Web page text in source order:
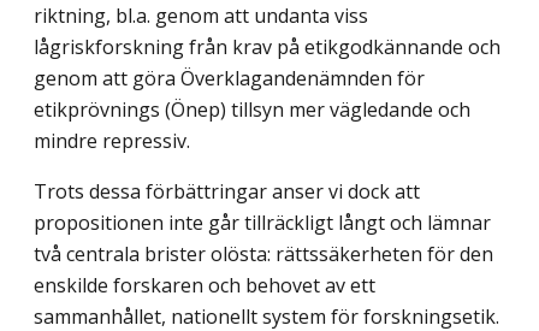
riktning, bl.a. genom att undanta viss
lågriskforskning från krav på etikgodkännande och
genom att göra Överklagandenämnden för
etikprövnings (Önep) tillsyn mer vägledande och
mindre repressiv.
Trots dessa förbättringar anser vi dock att
propositionen inte går tillräckligt långt och lämnar
två centrala brister olösta: rättssäkerheten för den
enskilde forskaren och behovet av ett
sammanhållet, nationellt system för forskningsetik.